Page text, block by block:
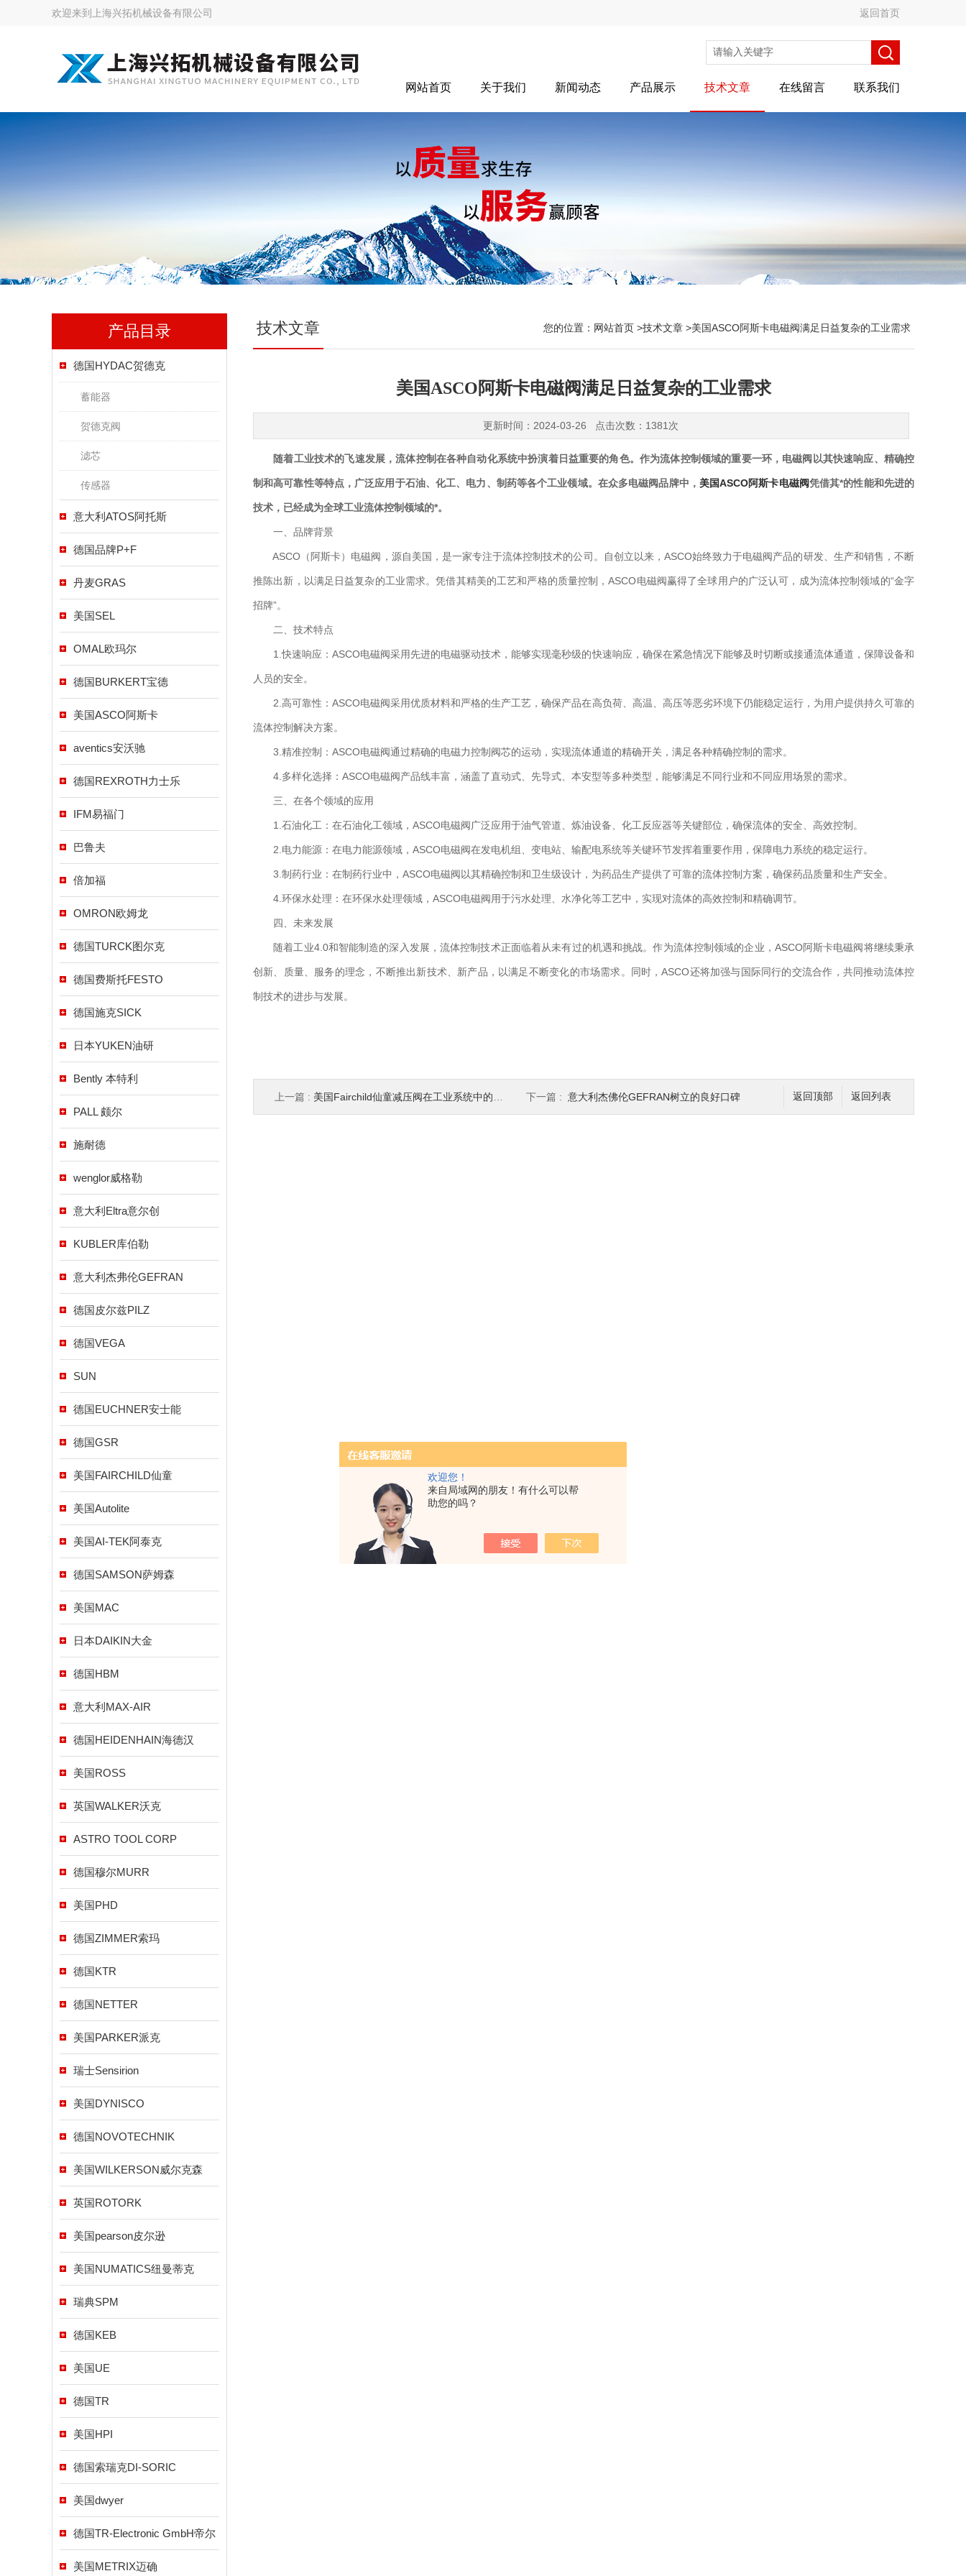
欢迎您！
来自局域网的朋友！有什么可以帮
助您的吗？
欢迎来到 上海兴拓机械设备有限公司 返回首页
网站首页 关于我们 新闻动态 产品展示 技术文章 在线留言 联系我们
产品目录
德国HYDAC贺德克
蓄能器
贺德克阀
滤芯
传感器
意大利ATOS阿托斯
德国品牌P+F
丹麦GRAS
美国SEL
OMAL欧玛尔
德国BURKERT宝德
美国ASCO阿斯卡
aventics安沃驰
德国REXROTH力士乐
IFM易福门
巴鲁夫
倍加福
OMRON欧姆龙
德国TURCK图尔克
德国费斯托FESTO
德国施克SICK
日本YUKEN油研
Bently 本特利
PALL 颇尔
施耐德
wenglor威格勒
意大利Eltra意尔创
KUBLER库伯勒
意大利杰弗伦GEFRAN
德国皮尔兹PILZ
德国VEGA
SUN
德国EUCHNER安士能
德国GSR
美国FAIRCHILD仙童
美国Autolite
美国AI-TEK阿泰克
德国SAMSON萨姆森
美国MAC
日本DAIKIN大金
德国HBM
意大利MAX-AIR
德国HEIDENHAIN海德汉
美国ROSS
英国WALKER沃克
ASTRO TOOL CORP
德国穆尔MURR
美国PHD
德国ZIMMER索玛
德国KTR
德国NETTER
美国PARKER派克
瑞士Sensirion
美国DYNISCO
德国NOVOTECHNIK
美国WILKERSON威尔克森
英国ROTORK
美国pearson皮尔逊
美国NUMATICS纽曼蒂克
瑞典SPM
德国KEB
美国UE
德国TR
美国HPI
德国索瑞克DI-SORIC
美国dwyer
德国TR-Electronic GmbH帝尔
美国METRIX迈确
技术文章 您的位置： 网站首页 >技术文章 >美国ASCO阿斯卡电磁阀满足日益复杂的工业需求
美国ASCO阿斯卡电磁阀满足日益复杂的工业需求
更新时间：2024-03-26 点击次数：1381次
随着工业技术的飞速发展，流体控制在各种自动化系统中扮演着日益重要的角色。作为流体控制领域的重要一环，电磁阀以其快速响应、精确控
制和高可靠性等特点，广泛应用于石油、化工、电力、制药等各个工业领域。在众多电磁阀品牌中， 美国ASCO阿斯卡电磁阀凭借其*的性能和先进的
技术，已经成为全球工业流体控制领域的*。
一、品牌背景
ASCO（阿斯卡）电磁阀，源自美国，是一家专注于流体控制技术的公司。自创立以来，ASCO始终致力于电磁阀产品的研发、生产和销售，不断
推陈出新，以满足日益复杂的工业需求。凭借其精美的工艺和严格的质量控制，ASCO电磁阀赢得了全球用户的广泛认可，成为流体控制领域的“金字
招牌”。
二、技术特点
1.快速响应：ASCO电磁阀采用先进的电磁驱动技术，能够实现毫秒级的快速响应，确保在紧急情况下能够及时切断或接通流体通道，保障设备和
人员的安全。
2.高可靠性：ASCO电磁阀采用优质材料和严格的生产工艺，确保产品在高负荷、高温、高压等恶劣环境下仍能稳定运行，为用户提供持久可靠的
流体控制解决方案。
3.精准控制：ASCO电磁阀通过精确的电磁力控制阀芯的运动，实现流体通道的精确开关，满足各种精确控制的需求。
4.多样化选择：ASCO电磁阀产品线丰富，涵盖了直动式、先导式、本安型等多种类型，能够满足不同行业和不同应用场景的需求。
三、在各个领域的应用
1.石油化工：在石油化工领域，ASCO电磁阀广泛应用于油气管道、炼油设备、化工反应器等关键部位，确保流体的安全、高效控制。
2.电力能源：在电力能源领域，ASCO电磁阀在发电机组、变电站、输配电系统等关键环节发挥着重要作用，保障电力系统的稳定运行。
3.制药行业：在制药行业中，ASCO电磁阀以其精确控制和卫生级设计，为药品生产提供了可靠的流体控制方案，确保药品质量和生产安全。
4.环保水处理：在环保水处理领域，ASCO电磁阀用于污水处理、水净化等工艺中，实现对流体的高效控制和精确调节。
四、未来发展
随着工业4.0和智能制造的深入发展，流体控制技术正面临着从未有过的机遇和挑战。作为流体控制领域的企业，ASCO阿斯卡电磁阀将继续秉承
创新、质量、服务的理念，不断推出新技术、新产品，以满足不断变化的市场需求。同时，ASCO还将加强与国际同行的交流合作，共同推动流体控
制技术的进步与发展。
返回列表
返回顶部
上一篇 : 美国Fairchild仙童减压阀在工业系统中的重要作用 下一篇 : 意大利杰佛伦GEFRAN树立的良好口碑